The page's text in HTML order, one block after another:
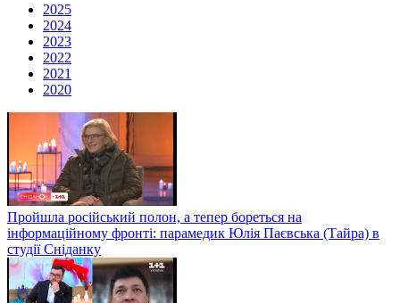
2025
2024
2023
2022
2021
2020
Пройшла російський полон, а тепер бореться на
інформаційному фронті: парамедик Юлія Паєвська (Тайра) в
студії Сніданку